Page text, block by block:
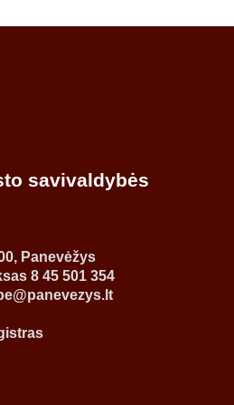
savivaldybės
Panevėžys
8 45 501 354